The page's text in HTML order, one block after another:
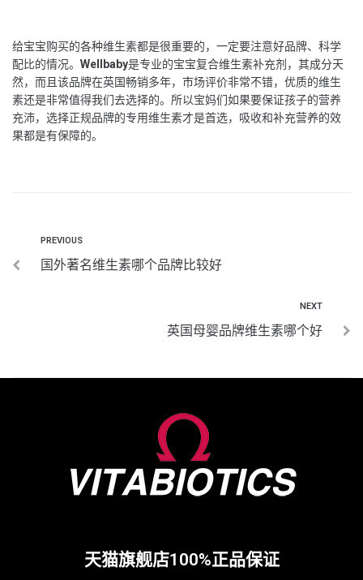
给宝宝购买的各种维生素都是很重要的，一定要注意好品牌、科学
配比的情况。 Wellbaby是专业的宝宝复合维生素补充剂，其成分天
然，而且该品牌在英国畅销多年，市场评价非常不错，优质的维生
素还是非常值得我们去选择的。所以宝妈们如果要保证孩子的营养
充沛，选择正规品牌的专用维生素才是首选，吸收和补充营养的效
果都是有保障的。
PREVIOUS
国外著名维生素哪个品牌比较好
NEXT
英国母婴品牌维生素哪个好
天猫旗舰店100%正品保证